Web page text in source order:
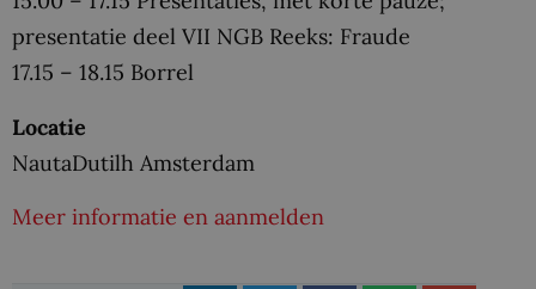
presentatie deel VII NGB Reeks: Fraude
17.15 – 18.15 Borrel
Locatie
NautaDutilh Amsterdam
Meer informatie en aanmelden